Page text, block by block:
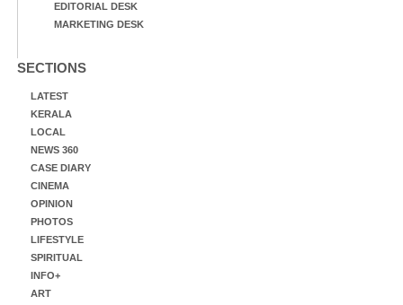
EDITORIAL DESK
MARKETING DESK
SECTIONS
LATEST
KERALA
LOCAL
NEWS 360
CASE DIARY
CINEMA
OPINION
PHOTOS
LIFESTYLE
SPIRITUAL
INFO+
ART